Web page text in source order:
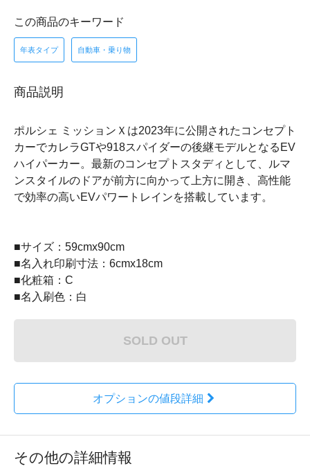
この商品のキーワード
年表タイプ 自動車・乗り物
商品説明
ポルシェ ミッションＸは2023年に公開されたコンセプト
カーでカレラGTや918スパイダーの後継モデルとなるEV
ハイパーカー。最新のコンセプトスタディとして、ルマ
ンスタイルのドアが前方に向かって上方に開き、高性能
で効率の高いEVパワートレインを搭載しています。
■サイズ：59cmx90cm
■名入れ印刷寸法：6cmx18cm
■化粧箱：C
■名入刷色：白
SOLD OUT
オプションの値段詳細
その他の詳細情報